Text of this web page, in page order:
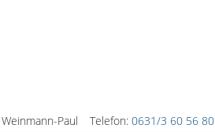
Paul Telefon: 0631/3 60 56 80